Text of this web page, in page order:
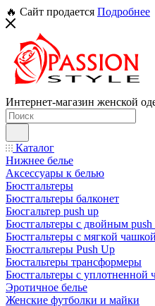
🔥 Сайт продается Подробнее
Интернет-магазин женской
Каталог
Нижнее белье
Аксессуары к белью
Бюстгальтеры
Бюстгальтеры балконет
Бюсгальтер push up
Бюстгальтеры с двойным push
Бюстгальтеры с мягкой чашкой
Бюстгальтеры Push Up
Бюстальтеры трансформеры
Бюстгальтеры с уплотненной
Эротичное белье
Женские футболки и майки